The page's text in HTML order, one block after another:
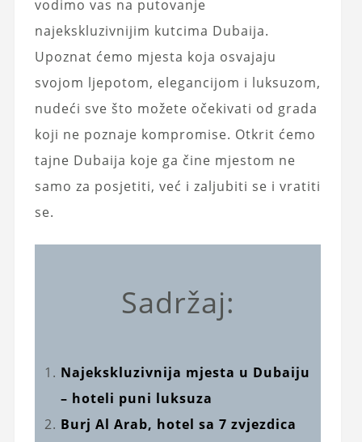
vodimo vas na putovanje
najekskluzivnijim kutcima Dubaija.
Upoznat ćemo mjesta koja osvajaju
svojom ljepotom, elegancijom i luksuzom,
nudeći sve što možete očekivati ​​od grada
koji ne poznaje kompromise. Otkrit ćemo
tajne Dubaija koje ga čine mjestom ne
samo za posjetiti, već i zaljubiti se i vratiti
se.
Sadržaj:
Najekskluzivnija mjesta u Dubaiju
– hoteli puni luksuza
Burj Al Arab, hotel sa 7 zvjezdica